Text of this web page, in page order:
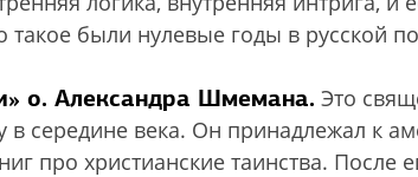
такое были нулевые годы в русской
о. Александра Шмемана. Это
середине века. Он принадлежал к
про христианские таинства. После